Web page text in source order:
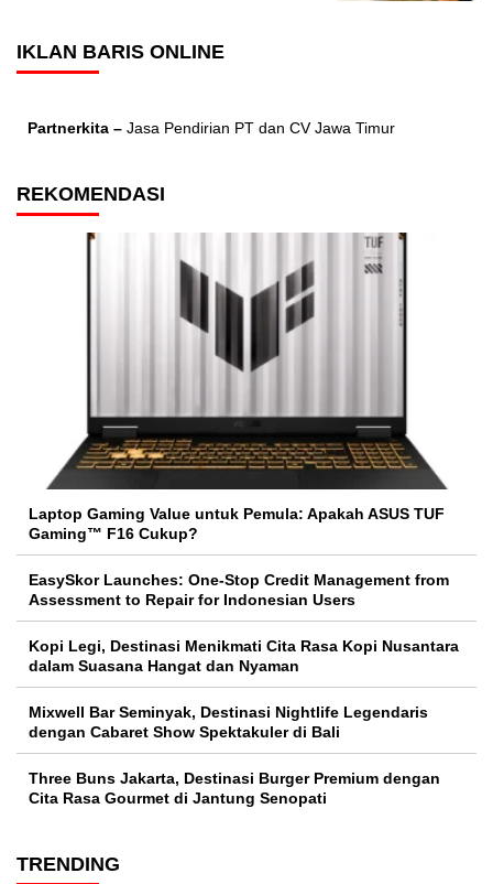
IKLAN BARIS ONLINE
Partnerkita – Jasa Pendirian PT dan CV Jawa Timur
REKOMENDASI
Laptop Gaming Value untuk Pemula: Apakah ASUS TUF
Gaming™ F16 Cukup?
EasySkor Launches: One-Stop Credit Management from
Assessment to Repair for Indonesian Users
Kopi Legi, Destinasi Menikmati Cita Rasa Kopi Nusantara
dalam Suasana Hangat dan Nyaman
Mixwell Bar Seminyak, Destinasi Nightlife Legendaris
dengan Cabaret Show Spektakuler di Bali
Three Buns Jakarta, Destinasi Burger Premium dengan
Cita Rasa Gourmet di Jantung Senopati
TRENDING